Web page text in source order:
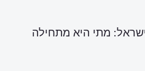
מתי היא מתחילה